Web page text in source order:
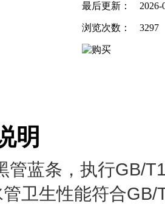
最后更新： 2026-
浏览次数： 3297
明
管蓝条，执行GB/
卫生性能符合